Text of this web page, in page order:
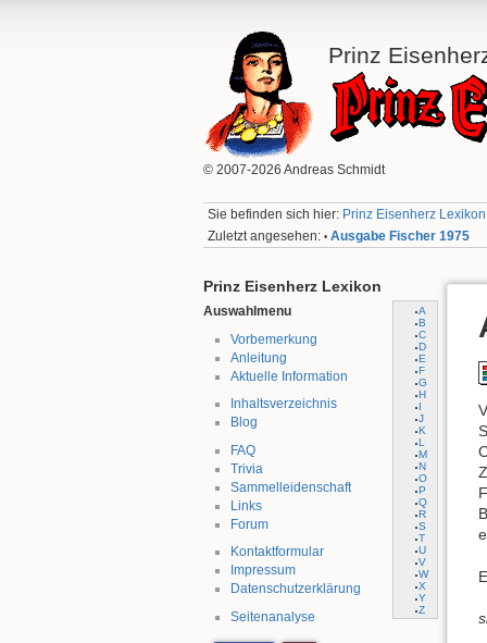
Prinz
© 2007-2026 Andreas Schmidt
Sie befinden sich hier: Prinz Eisenherz
Zuletzt angesehen: • Ausgabe Fischer 1975
Prinz Eisenherz Lexikon
Auswahlmenu
A
B
C
D
E
F
G
H
I
J
K
L
M
N
O
P
Q
R
S
T
U
V
W
X
Y
Z
Vorbemerkung
Anleitung
Aktuelle Information
Inhaltsverzeichnis
Blog
FAQ
Trivia
Sammelleidenschaft
Links
Forum
Kontaktformular
Impressum
Datenschutzerklärung
Seitenanalyse